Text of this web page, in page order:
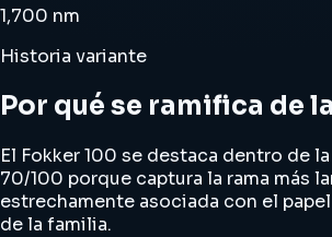
1,700 nm
Historia variante
Por qué se ramifica de
El Fokker 100 se destaca dentro de
70/100 porque captura la rama más
estrechamente asociada con el
de la familia.